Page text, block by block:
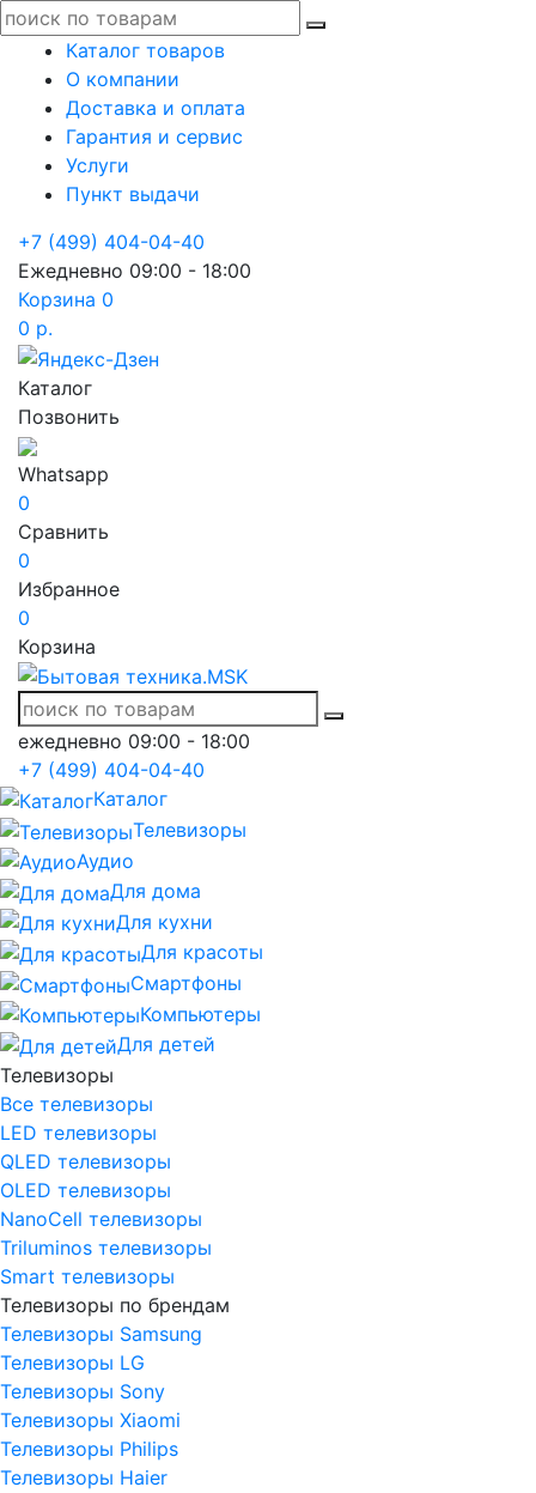
Каталог товаров
О компании
Доставка и оплата
Гарантия и сервис
Услуги
Пункт выдачи
+7 (499) 404-04-40
Ежедневно 09:00 - 18:00
Корзина 0
0 р.
Каталог
Позвонить
Whatsapp
0
Сравнить
0
Избранное
0
Корзина
ежедневно 09:00 - 18:00
+7 (499) 404-04-40
Каталог
Телевизоры
Аудио
Для дома
Для кухни
Для красоты
Смартфоны
Компьютеры
Для детей
Телевизоры
Все телевизоры
LED телевизоры
QLED телевизоры
OLED телевизоры
NanoCell телевизоры
Triluminos телевизоры
Smart телевизоры
Телевизоры по брендам
Телевизоры Samsung
Телевизоры LG
Телевизоры Sony
Телевизоры Xiaomi
Телевизоры Philips
Телевизоры Haier